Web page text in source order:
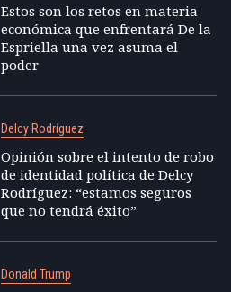
Estos son los retos en materia
económica que enfrentará De la
Espriella una vez asuma el
poder
Delcy Rodríguez
Opinión sobre el intento de robo
de identidad política de Delcy
Rodríguez: “estamos seguros
que no tendrá éxito”
Donald Trump